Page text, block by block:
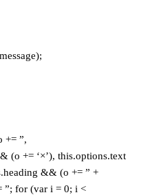
+= ”,
(o += ‘×’), this.options.text
&& (o += ” +
”; for (var i = 0; i <